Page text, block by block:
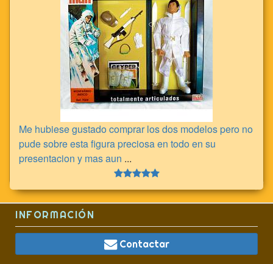
Me hubiese gustado comprar los dos modelos pero no
pude sobre esta figura preciosa en todo en su
presentacion y mas aun ...
INFORMACIÓN
Contactar